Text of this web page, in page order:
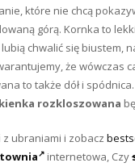
które nie chcą
górą. Kornka to
chwalić się biustem,
że wówczas
to także dół i
rozkloszowana
z ubraniami i zobacz
internetowa, Czy